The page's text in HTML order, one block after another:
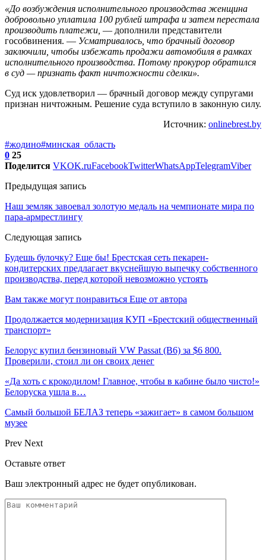
«До возбуждения исполнительного производства женщина
добровольно уплатила 100 рублей штрафа и затем перестала
производить платежи, — дополнили представители
гособвинения. — Усматривалось, что брачный договор
заключили, чтобы избежать продажи автомобиля в рамках
исполнительного производства. Потому прокурор обратился
в суд — признать факт ничтожности сделки».
Суд иск удовлетворил — брачный договор между супругами
признан ничтожным. Решение суда вступило в законную силу.
Источник: onlinebrest.by
#жодино#минская_область
0 25
Поделится VKOK.ruFacebookTwitterWhatsAppTelegramViber
Предыдущая запись
Наш земляк завоевал золотую медаль на чемпионате мира по
пара-армрестлингу
Следующая запись
Будешь булочку? Еще бы! Брестская сеть пекарен-
кондитерских предлагает вкуснейшую выпечку собственного
производства, перед которой невозможно устоять
Вам также могут понравиться Еще от автора
Продолжается модернизация КУП «Брестский общественный
транспорт»
Белорус купил бензиновый VW Passat (B6) за $6 800.
Проверили, стоил ли он своих денег
«Да хоть с крокодилом! Главное, чтобы в кабине было чисто!»
Белоруска ушла в…
Самый большой БЕЛАЗ теперь «зажигает» в самом большом
музее
Prev Next
Оставьте ответ
Ваш электронный адрес не будет опубликован.